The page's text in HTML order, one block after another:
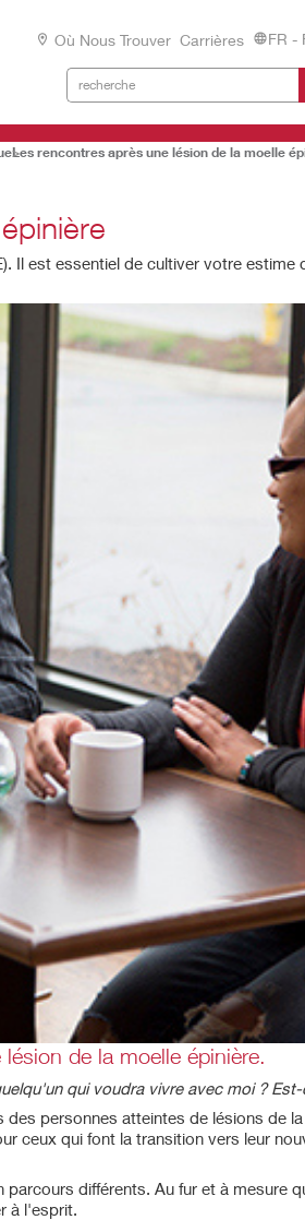
Où Nous Trouver Carrières FR -
Les rencontres après une lésion de la moelle
Il est essentiel de cultiver votre
de la moelle épinière.
qui voudra vivre avec moi ?
personnes atteintes de lésions de
ceux qui font la transition vers leur
différents. Au fur et à mesure
à l'esprit.